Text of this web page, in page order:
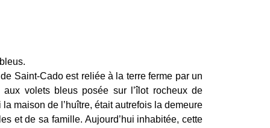
Saint-Cado est reliée à la terre ferme par un
volets bleus posée sur l’îlot rocheux de
maison de l’huître, était autrefois la demeure
et de sa famille. Aujourd’hui inhabitée, cette